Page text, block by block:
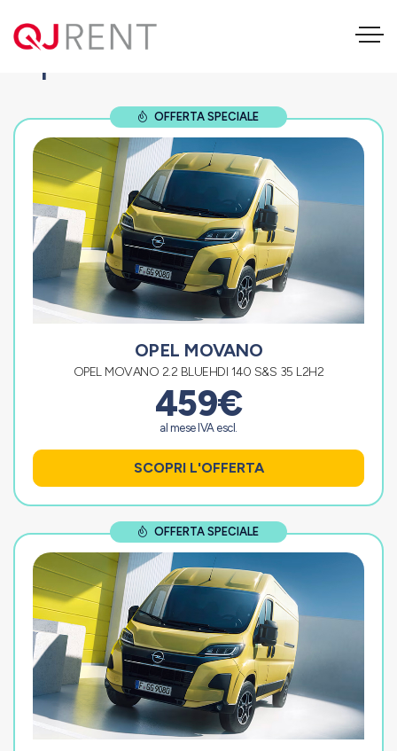
Opel Movano
OFFERTA SPECIALE
OPEL MOVANO
OPEL MOVANO 2.2 BLUEHDI 140 S&S 35 L2H2
459€
al mese IVA escl.
SCOPRI L'OFFERTA
OFFERTA SPECIALE